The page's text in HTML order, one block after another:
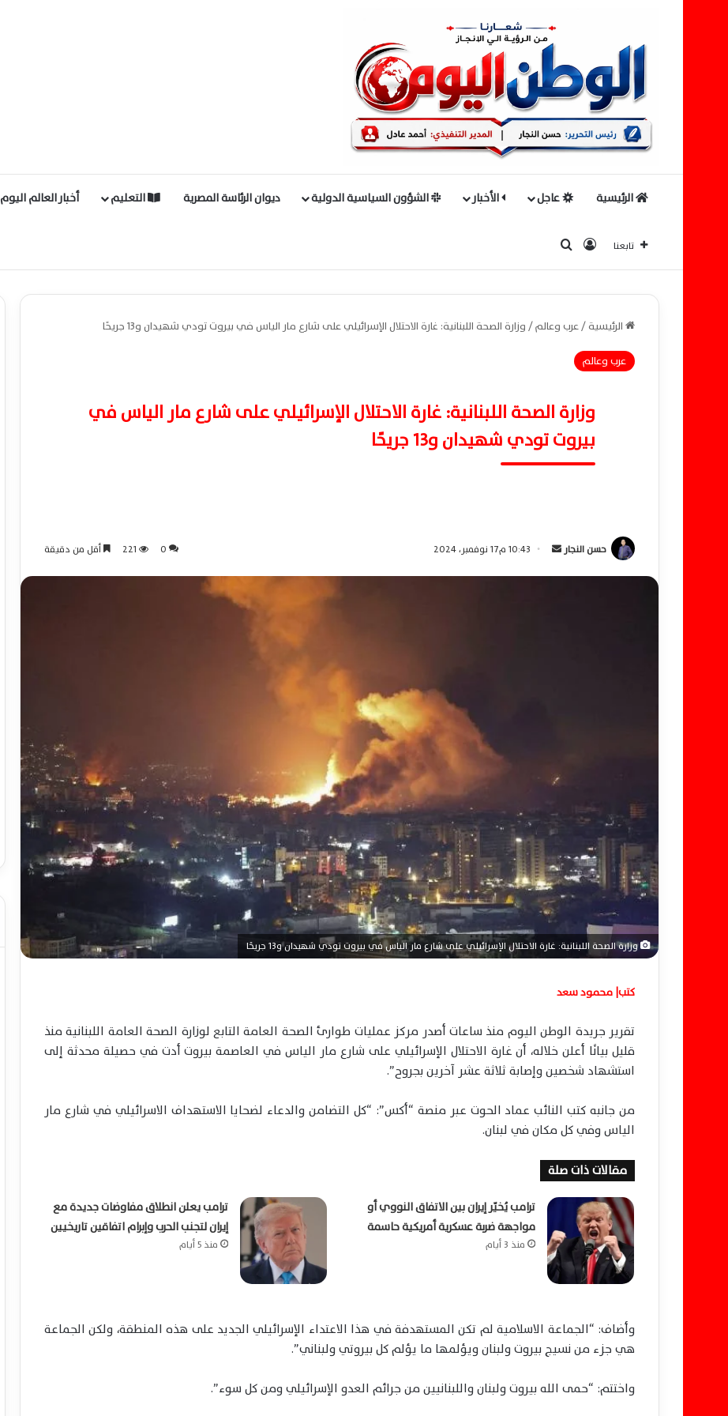
الرئيسية عاجل الأخبار الشؤون السياسية الدولية ديوان الرئاسة المصرية التعليم أخبار العالم اليوم
تابعنا تسجيل الدخول
الرئيسية/عرب وعالم/وزارة الصحة اللبنانية: غارة الاحتلال الإسرائيلي على شارع مار الياس في بيروت تودي شهيدان و13 جريحًا
عرب وعالم
وزارة الصحة اللبنانية: غارة الاحتلال الإسرائيلي على شارع مار الياس في
بيروت تودي شهيدان و13 جريحًا
حسن النجار
و
ن
ي
ا
10:43 م17 نوفمبر، 2024 0
221 أقل من دقيقة
وزارة الصحة اللبنانية: غارة الاحتلال الإسرائيلي على شارع مار الياس في بيروت تودي شهيدان و13 جريحًا
كتب| محمود سعد
تقرير جريدة الوطن اليوم منذ ساعات أصدر مركز عمليات طوارئ الصحة العامة التابع لوزارة الصحة العامة اللبنانية منذ
قليل بيانًا أعلن خلاله، أن غارة الاحتلال الإسرائيلي على شارع مار الياس في العاصمة بيروت أدت في حصيلة محدثة إلى
استشهاد شخصين وإصابة ثلاثة عشر آخرين بجروح”.
من جانبه كتب النائب عماد الحوت عبر منصة “أكس”: “كل التضامن والدعاء لضحايا الاستهداف الاسرائيلي في شارع مار
الياس وفي كل مكان في لبنان.
مقالات ذات صلة
ترامب يُخيّر إيران بين الاتفاق النووي أو
مواجهة ضربة عسكرية أمريكية حاسمة
منذ 3 أيام
ترامب يعلن انطلاق مفاوضات جديدة مع
إيران لتجنب الحرب وإبرام اتفاقين تاريخيين
منذ 5 أيام
وأضاف: “الجماعة الاسلامية لم تكن المستهدفة في هذا الاعتداء الإسرائيلي الجديد على هذه المنطقة، ولكن الجماعة
هي جزء من نسيج بيروت ولبنان ويؤلمها ما يؤلم كل بيروتي ولبناني”.
واختتم: “حمى الله بيروت ولبنان واللبنانيين من جرائم العدو الإسرائيلي ومن كل سوء”.